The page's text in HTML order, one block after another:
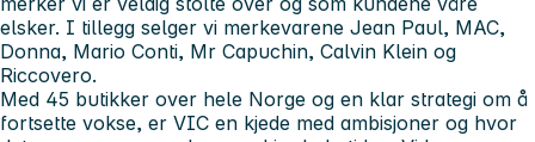
elsker. I tillegg selger vi merkevarene Jean Paul, MAC,
Donna, Mario Conti, Mr Capuchin, Calvin Klein og
Riccovero.
Med 45 butikker over hele Norge og en klar strategi om å
fortsette vokse, er VIC en kjede med ambisjoner og hvor